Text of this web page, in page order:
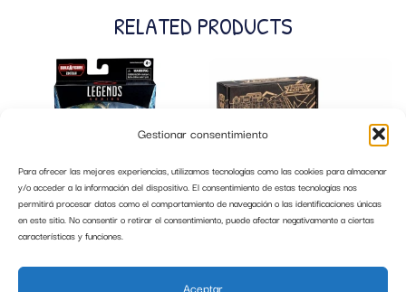
Gestionar consentimiento
Para ofrecer las mejores experiencias, utilizamos tecnologías como las cookies para almacenar
y/o acceder a la información del dispositivo. El consentimiento de estas tecnologías nos
permitirá procesar datos como el comportamiento de navegación o las identificaciones únicas
en este sitio. No consentir o retirar el consentimiento, puede afectar negativamente a ciertas
características y funciones.
Aceptar
RELATED PRODUCTS
HASBRO F0370
HASBRO F3073